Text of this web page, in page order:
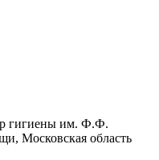
гигиены им. Ф.Ф.
Московская область